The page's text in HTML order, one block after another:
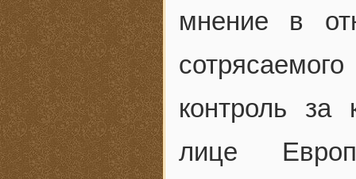
мнение в
контроль за
лице